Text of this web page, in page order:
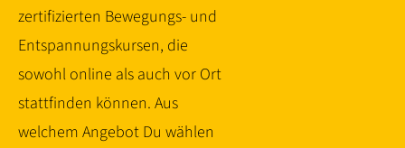
zertifizierten Bewegungs- und
Entspannungskursen, die
sowohl online als auch vor Ort
stattfinden können. Aus
welchem Angebot Du wählen